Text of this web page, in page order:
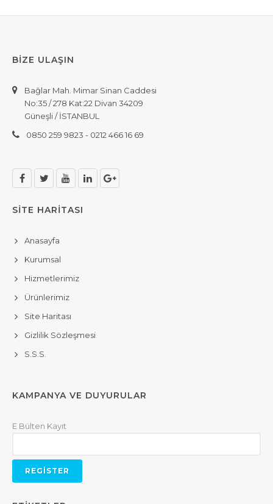
BİZE ULAŞIN
Bağlar Mah. Mimar Sinan Caddesi
No:35 / 278 Kat:22 Divan 34209
Güneşli / İSTANBUL
0850 259 9823 - 0212 466 16 69
SİTE HARİTASI
Anasayfa
Kurumsal
Hizmetlerimiz
Ürünlerimiz
Site Haritası
Gizlilik Sözleşmesi
S.S.S.
KAMPANYA VE DUYURULAR
E Bülten Kayıt